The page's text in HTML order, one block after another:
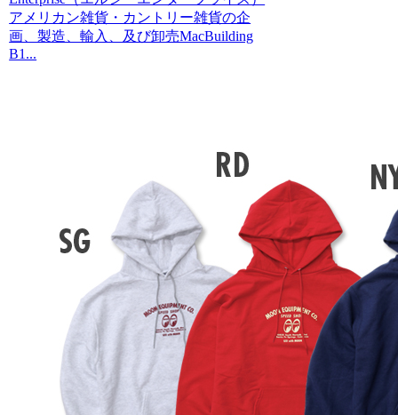
アメリカン雑貨・カントリー雑貨の企
画、製造、輸入、及び卸売MacBuilding
B1...